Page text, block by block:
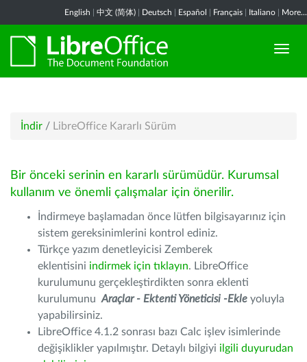
English 中文 (简体) Deutsch Español Français Italiano More...
İndir / LibreOffice Kararlı Sürüm
Bir önceki serinin en kararlı sürümüdür. Kurumsal
kullanım ve önemli çalışmalar için önerilir.
İndirmeye başlamadan önce lütfen bilgisayarınız için
sistem gereksinimlerini kontrol ediniz.
Türkçe yazım denetleyicisi Zemberek
eklentisini indirmek için tıklayın. LibreOffice
kurulumunu gerçekleştirdikten sonra eklenti
kurulumunu Araçlar - Ektenti Yöneticisi -Ekle yoluyla
yapabilirsiniz.
LibreOffice 4.1.2 sonrası bazı Calc işlev isimlerinde
değişiklikler yapılmıştır. Detaylı bilgiyi ilgili duyurudan